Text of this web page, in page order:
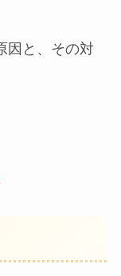
因と、その対